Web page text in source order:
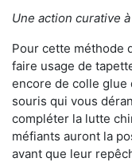
Une action curative
Pour cette méthode
faire usage de
encore de colle glue
souris qui vous
compléter la lutte
méfiants auront la
avant que leur